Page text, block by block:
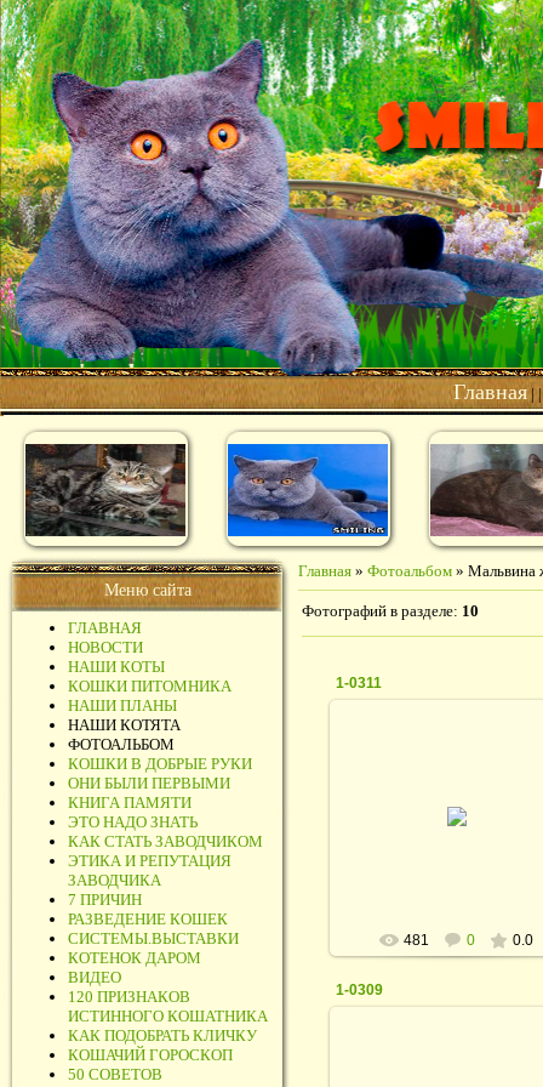
Главная |
Меню сайта
ГЛАВНАЯ
НОВОСТИ
НАШИ КОТЫ
КОШКИ ПИТОМНИКА
НАШИ ПЛАНЫ
НАШИ КОТЯТА
ФОТОАЛЬБОМ
КОШКИ В ДОБРЫЕ РУКИ
ОНИ БЫЛИ ПЕРВЫМИ
КНИГА ПАМЯТИ
ЭТО НАДО ЗНАТЬ
КАК СТАТЬ ЗАВОДЧИКОМ
ЭТИКА И РЕПУТАЦИЯ
ЗАВОДЧИКА
7 ПРИЧИН
РАЗВЕДЕНИЕ КОШЕК
СИСТЕМЫ.ВЫСТАВКИ
КОТЕНОК ДАРОМ
ВИДЕО
120 ПРИЗНАКОВ
ИСТИННОГО КОШАТНИКА
КАК ПОДОБРАТЬ КЛИЧКУ
КОШАЧИЙ ГОРОСКОП
50 СОВЕТОВ
Главная » Фотоальбом » Мальвина
Фотографий в разделе: 10
1-0311
481 0 0.0
1-0309